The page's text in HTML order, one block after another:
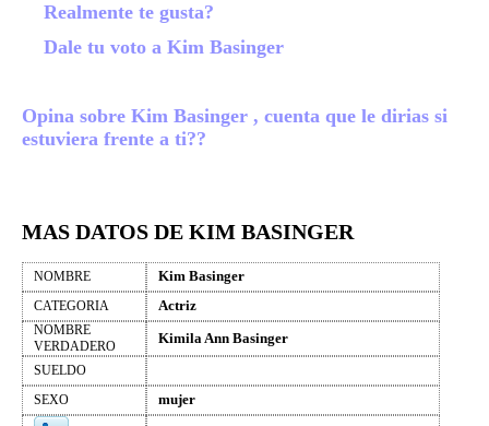
Realmente te gusta?
Dale tu voto a Kim Basinger
Opina sobre Kim Basinger , cuenta que le dirias si
estuviera frente a ti??
MAS DATOS DE KIM BASINGER
NOMBRE Kim Basinger
CATEGORIA Actriz
NOMBRE
VERDADERO
Kimila Ann Basinger
SUELDO
SEXO
mujer